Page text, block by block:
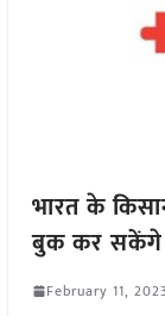
भारत के
बुक कर सकेंगे
February 11, 2023